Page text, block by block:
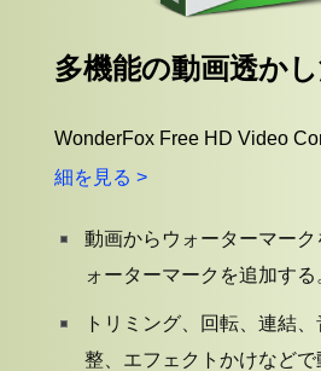
多機能の動画透か
WonderFox Free HD Video
細を見る >
動画からウォーターマー
ォーターマークを追加する
トリミング、回転、連結
整、エフェクトかけなどで